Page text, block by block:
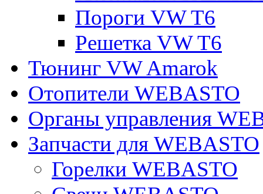
Пороги VW T6
Решетка VW T6
Тюнинг VW Amarok
Отопители WEBASTO
Органы управления
Запчасти для WEBASTO
Горелки WEBASTO